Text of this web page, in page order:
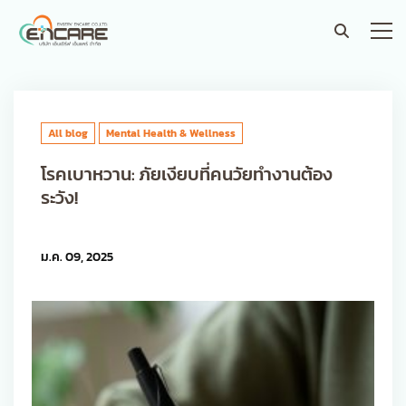
All blog Mental Health & Wellness
โรคเบาหวาน: ภัยเงียบที่คนวัยทำงานต้อง
ระวัง!
ม.ค. 09, 2025